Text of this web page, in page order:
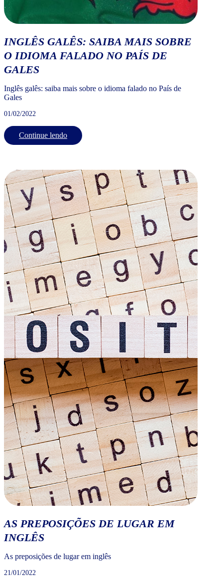
INGLÊS GALÊS: SAIBA MAIS SOBRE
O IDIOMA FALADO NO PAÍS DE
GALES
Inglês galês: saiba mais sobre o idioma falado no País de
Gales
01/02/2022
Continue lendo
AS PREPOSIÇÕES DE LUGAR EM
INGLÊS
As preposições de lugar em inglês
21/01/2022